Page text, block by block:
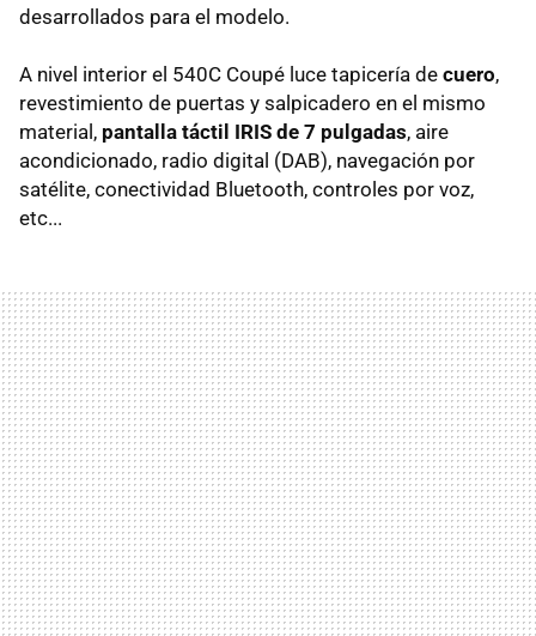
desarrollados para el modelo.
A nivel interior el 540C Coupé luce tapicería de cuero,
revestimiento de puertas y salpicadero en el mismo
material, pantalla táctil IRIS de 7 pulgadas, aire
acondicionado, radio digital (DAB), navegación por
satélite, conectividad Bluetooth, controles por voz,
etc...